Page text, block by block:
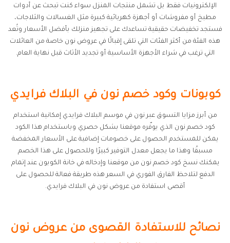
الإلكترونيات فقط بل تشمل منتجات المنزل سواء كنت تبحث عن أدوات
مطبخ أو مفروشات أو أجهزة كهربائية كبيرة مثل الغسالات والثلاجات،
فستجد تخفيضات حقيقية تساعدك على تجهيز منزلك بأفضل الأسعار وتُعد
هذه الفئة من أكثر الفئات التي تلقى إقبالًا في عروض نون خاصة من العائلات
التي ترغب في شراء الأجهزة الأساسية أو تجديد الأثاث قبل نهاية العام.
كوبونات وكود خصم نون في البلاك فرايدي
من أبرز مزايا التسوق عبر نون في موسم البلاك فرايدي إمكانية استخدام
كود خصم نون الذي يوفّره موقعنا بشكل حصري وباستخدام هذا الكود
يمكن للمستخدم الحصول على خصومات إضافية على الأسعار المخفضة
مسبقًا وهذا ما يجعل معدل التوفير كبيرًا وللحصول على هذا الخصم
يمكنك نسخ كود خصم نون من موقعنا وإدخاله في خانة الكوبون عند إتمام
الدفع لتلاحظ الفارق الفوري في السعر هذه طريقة فعالة للحصول على
أقصى استفادة من عروض نون في البلاك فرايدي.
نصائح للاستفادة القصوى من عروض نون